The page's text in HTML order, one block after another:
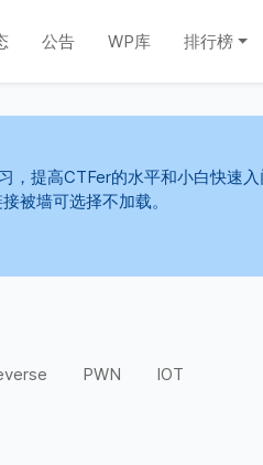
公告 WP库 排行榜
提高CTFer的水平和小白快速入
被墙可选择不加载。
PWN IOT